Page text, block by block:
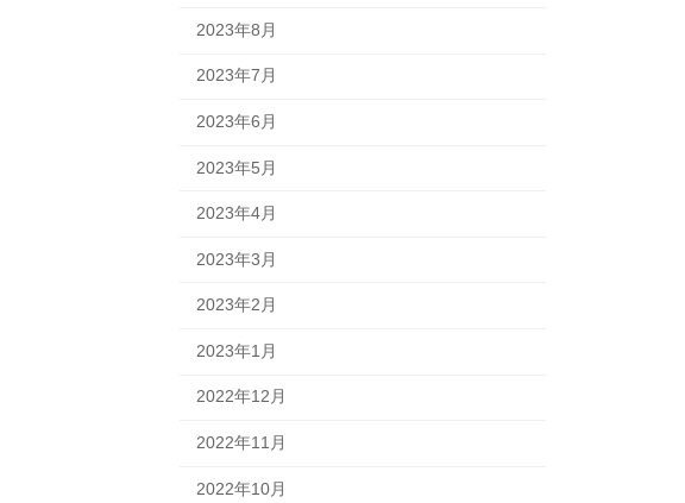
2023年8月
2023年7月
2023年6月
2023年5月
2023年4月
2023年3月
2023年2月
2023年1月
2022年12月
2022年11月
2022年10月